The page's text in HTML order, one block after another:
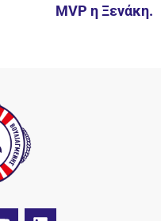
MVP η Ξενάκη.
Y
L